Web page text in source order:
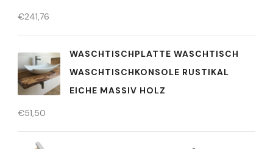
€241,76
WASCHTISCHPLATTE WASCHTISCH
WASCHTISCHKONSOLE RUSTIKAL
EICHE MASSIV HOLZ
€51,50